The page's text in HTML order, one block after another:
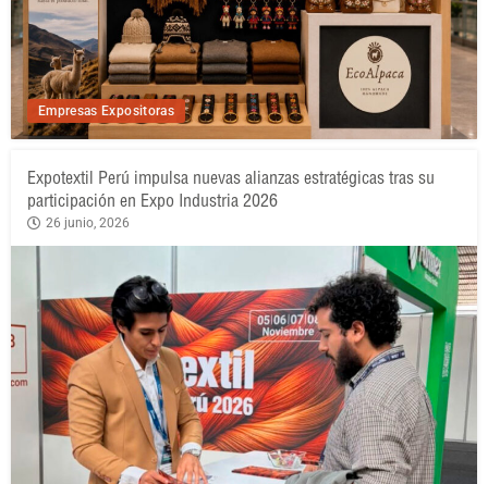
Empresas Expositoras
Expotextil Perú impulsa nuevas alianzas estratégicas tras su
participación en Expo Industria 2026
26 junio, 2026